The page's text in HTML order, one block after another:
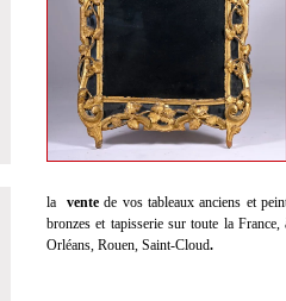
la vente de vos tableaux anciens et
bronzes et tapisserie sur toute la
Orléans, Rouen, Saint-Cloud.